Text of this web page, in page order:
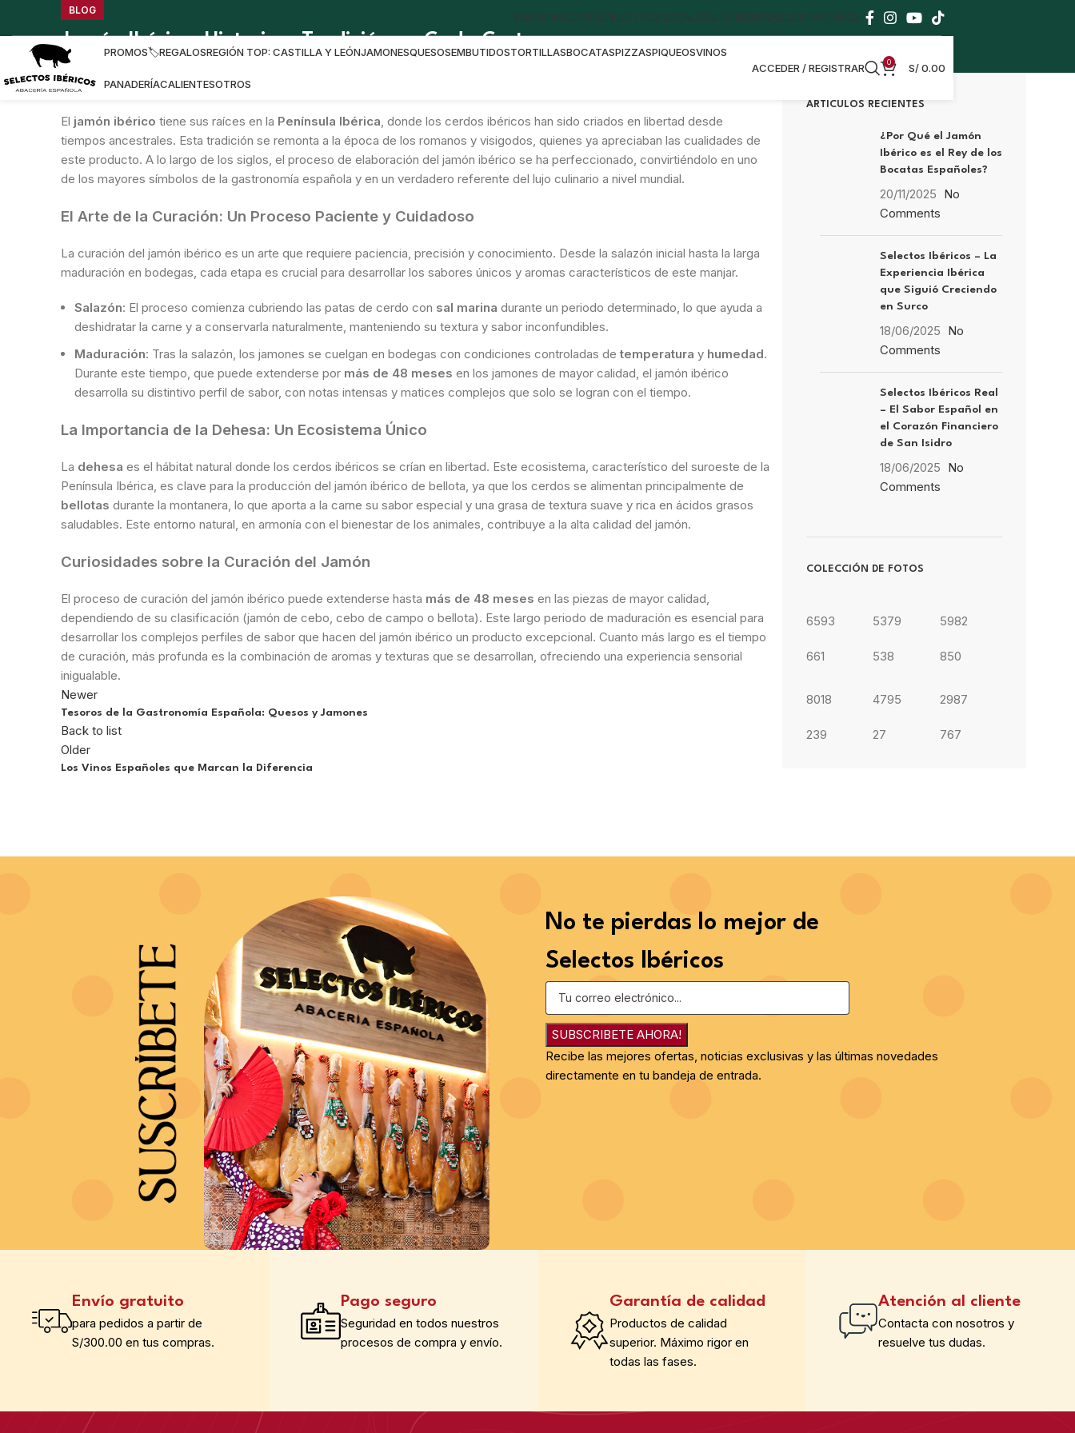
SOBRE NOSOTROSNUESTROS LOCALESBLOGRESERVASCONTÁCTANOS
PROMOS🏷️REGALOSREGIÓN TOP: CASTILLA Y LEÓNJAMONESQUESOSEMBUTIDOSTORTILLASBOCATASPIZZASPIQUEOSVINOS
PANADERÍACALIENTESOTROS
ACCEDER / REGISTRAR 0 S/0.00
BLOG
Jamón Ibérico: Historia y Tradición en Cada Corte
Orígenes del Jamón Ibérico: Una Historia Milenaria
El jamón ibérico tiene sus raíces en la Península Ibérica, donde los cerdos ibéricos han sido criados en libertad desde
tiempos ancestrales. Esta tradición se remonta a la época de los romanos y visigodos, quienes ya apreciaban las cualidades de
este producto. A lo largo de los siglos, el proceso de elaboración del jamón ibérico se ha perfeccionado, convirtiéndolo en uno
de los mayores símbolos de la gastronomía española y en un verdadero referente del lujo culinario a nivel mundial.
El Arte de la Curación: Un Proceso Paciente y Cuidadoso
La curación del jamón ibérico es un arte que requiere paciencia, precisión y conocimiento. Desde la salazón inicial hasta la larga
maduración en bodegas, cada etapa es crucial para desarrollar los sabores únicos y aromas característicos de este manjar.
Salazón: El proceso comienza cubriendo las patas de cerdo con sal marina durante un periodo determinado, lo que ayuda a
deshidratar la carne y a conservarla naturalmente, manteniendo su textura y sabor inconfundibles.
Maduración: Tras la salazón, los jamones se cuelgan en bodegas con condiciones controladas detemperatura y humedad.
Durante este tiempo, que puede extenderse por más de 48 meses en los jamones de mayor calidad, el jamón ibérico
desarrolla su distintivo perfil de sabor, con notas intensas y matices complejos que solo se logran con el tiempo.
La Importancia de la Dehesa: Un Ecosistema Único
La dehesa es el hábitat natural donde los cerdos ibéricos se crían en libertad. Este ecosistema, característico del suroeste de la
Península Ibérica, es clave para la producción del jamón ibérico de bellota, ya que los cerdos se alimentan principalmente de
bellotas durante la montanera, lo que aporta a la carne su sabor especial y una grasa de textura suave y rica en ácidos grasos
saludables. Este entorno natural, en armonía con el bienestar de los animales, contribuye a la alta calidad del jamón.
Curiosidades sobre la Curación del Jamón
El proceso de curación del jamón ibérico puede extenderse hasta más de 48 meses en las piezas de mayor calidad,
dependiendo de su clasificación (jamón de cebo, cebo de campo o bellota). Este largo periodo de maduración es esencial para
desarrollar los complejos perfiles de sabor que hacen del jamón ibérico un producto excepcional. Cuanto más largo es el tiempo
de curación, más profunda es la combinación de aromas y texturas que se desarrollan, ofreciendo una experiencia sensorial
inigualable.
Newer
Tesoros de la Gastronomía Española: Quesos y Jamones
Back to list
Older
Los Vinos Españoles que Marcan la Diferencia
ARTICULOS RECIENTES
¿Por Qué el Jamón
Ibérico es el Rey de los
Bocatas Españoles?
20/11/2025 No
Comments
Selectos Ibéricos – La
Experiencia Ibérica
que Siguió Creciendo
en Surco
18/06/2025 No
Comments
Selectos Ibéricos Real
– El Sabor Español en
el Corazón Financiero
de San Isidro
18/06/2025 No
Comments
COLECCIÓN DE FOTOS
6593
661
5379
538
5982
850
8018
239
4795
27
2987
767
No te pierdas lo mejor de
Selectos Ibéricos
SUBSCRIBETE AHORA!
Recibe las mejores ofertas, noticias exclusivas y las últimas novedades
directamente en tu bandeja de entrada.
Envío gratuito
para pedidos a partir de
S/300.00 en tus compras.
Pago seguro
Seguridad en todos nuestros
procesos de compra y envío.
Garantía de calidad
Productos de calidad
superior. Máximo rigor en
todas las fases.
Atención al cliente
Contacta con nosotros y
resuelve tus dudas.